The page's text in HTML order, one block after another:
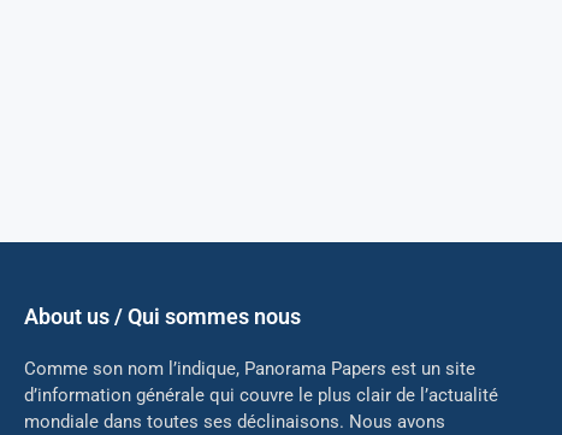
About us / Qui sommes nous
Comme son nom l’indique, Panorama Papers est un site
d’information générale qui couvre le plus clair de l’actualité
mondiale dans toutes ses déclinaisons. Nous avons